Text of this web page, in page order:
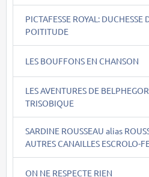
PICTAFESSE ROYAL: DUCHESSE
POITITUDE
LES BOUFFONS EN CHANSON
LES AVENTURES DE
TRISOBIQUE
SARDINE ROUSSEAU alias
AUTRES CANAILLES ESCROLO-
ON NE RESPECTE RIEN